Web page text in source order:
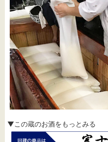
▼この蔵のお酒をもっとみる